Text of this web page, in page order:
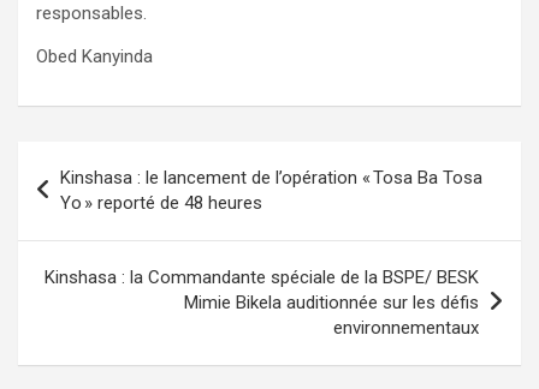
responsables.
Obed Kanyinda
de
l’article
Kinshasa : le lancement de l’opération « Tosa Ba Tosa
Yo » reporté de 48 heures
Kinshasa : la Commandante spéciale de la BSPE/ BESK
Mimie Bikela auditionnée sur les défis
environnementaux